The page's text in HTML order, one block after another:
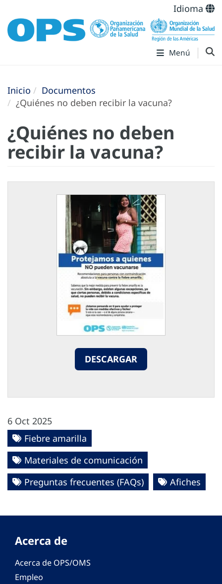
Idioma
Menú
Inicio
Documentos
¿Quiénes no deben recibir la vacuna?
¿Quiénes no deben
recibir la vacuna?
DESCARGAR
6 Oct 2025
Fiebre amarilla
Materiales de comunicación
Preguntas frecuentes (FAQs)
Afiches
Acerca de
Acerca de OPS/OMS
Empleo